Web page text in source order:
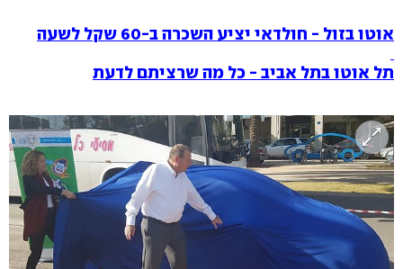
אוטו בזול - חולדאי יציע השכרה ב-60 שקל לשעה
תל אוטו בתל אביב - כל מה שרציתם לדעת